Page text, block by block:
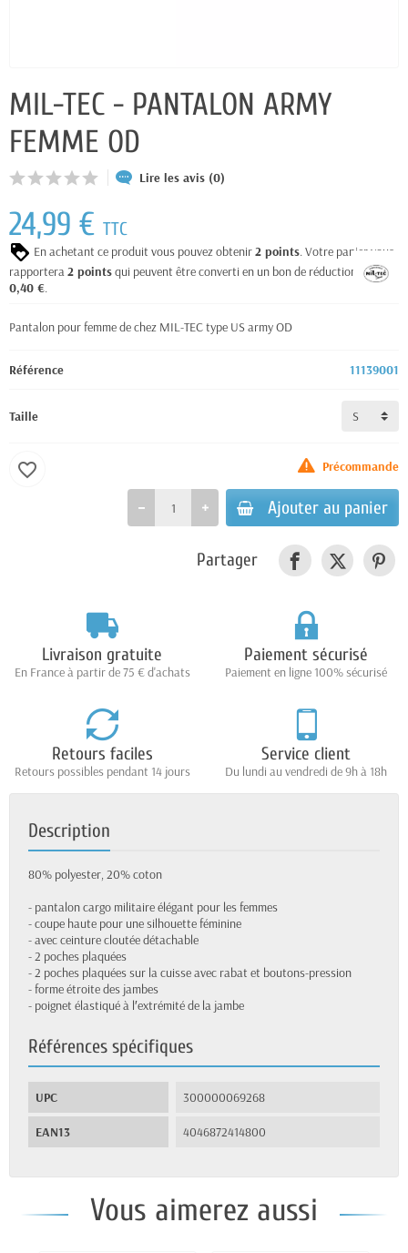
MIL-TEC - PANTALON ARMY
FEMME OD
Lire les avis (0)
24,99 € TTC
En achetant ce produit vous pouvez obtenir2 points. Votre panier vous
rapportera2 pointsqui peuvent être converti en un bon de réduction de
0,40 €.
Pantalon pour femme de chez MIL-TEC type US army OD
Référence 11139001
Taille
Précommande
Ajouter au panier
favorite_border
Partager
Livraison gratuite
En France à partir de 75 € d'achats
Paiement sécurisé
Paiement en ligne 100% sécurisé
Retours faciles
Retours possibles pendant 14 jours
Service client
Du lundi au vendredi de 9h à 18h
Description
80% polyester, 20% coton
- pantalon cargo militaire élégant pour les femmes
- coupe haute pour une silhouette féminine
- avec ceinture cloutée détachable
- 2 poches plaquées
- 2 poches plaquées sur la cuisse avec rabat et boutons-pression
- forme étroite des jambes
- poignet élastiqué à l′extrémité de la jambe
Références spécifiques
UPC 300000069268
EAN13 4046872414800
Vous aimerez aussi